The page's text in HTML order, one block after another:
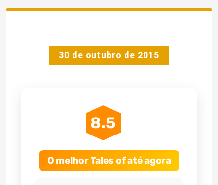
30 de outubro de 2015
8.5
O melhor Tales of até agora